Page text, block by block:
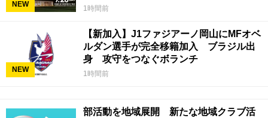
NEW 1時間前
NEW
【新加入】J1ファジアーノ岡山にMFオベ
ルダン選手が完全移籍加入 ブラジル出
身 攻守をつなぐボランチ
1時間前
部活動を地域展開 新たな地域クラブ活